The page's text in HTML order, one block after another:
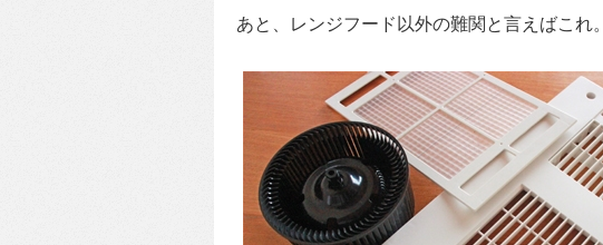
あと、レンジフード以外の難関と言えばこれ。